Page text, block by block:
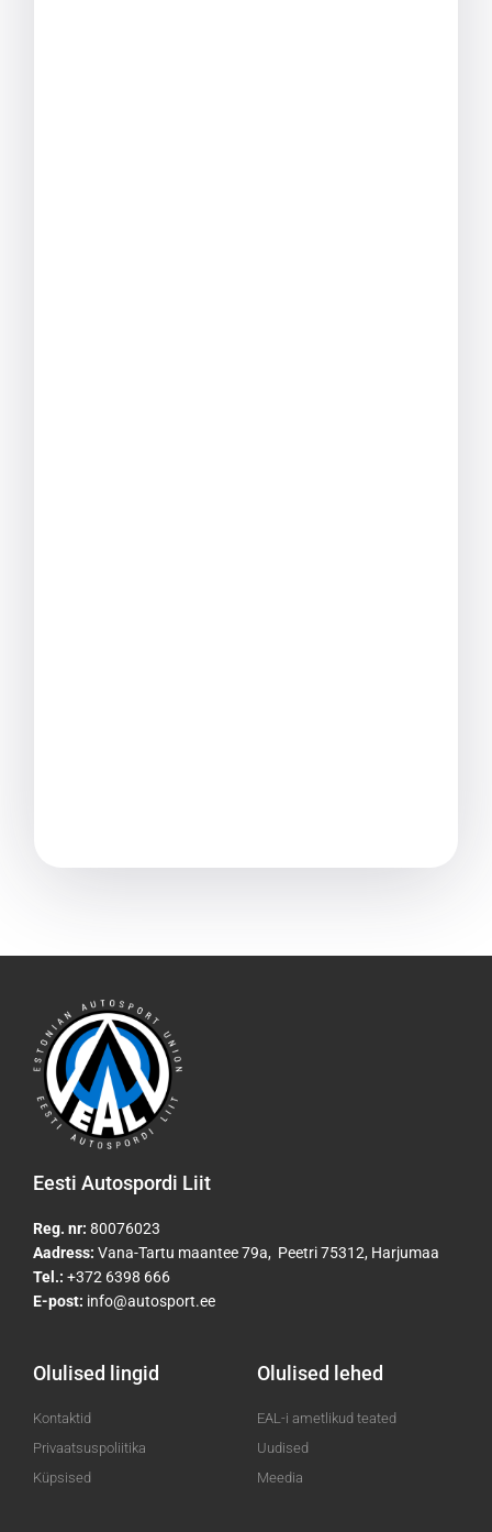
Eesti Autospordi Liit
Reg. nr: 80076023
Aadress: Vana-Tartu maantee 79a, Peetri 75312, Harjumaa
Tel.: +372 6398 666
E-post: info@autosport.ee
Olulised lingid
Kontaktid
Privaatsuspoliitika
Küpsised
Olulised lehed
EAL-i ametlikud teated
Uudised
Meedia